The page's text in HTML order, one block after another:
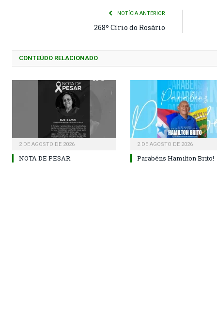
NOTÍCIA ANTERIOR
268º Círio do Rosário
CONTEÚDO RELACIONADO
2 DE AGOSTO DE 2026
NOTA DE PESAR.
2 DE AGOSTO DE 2026
Parabéns Hamilton Brito!